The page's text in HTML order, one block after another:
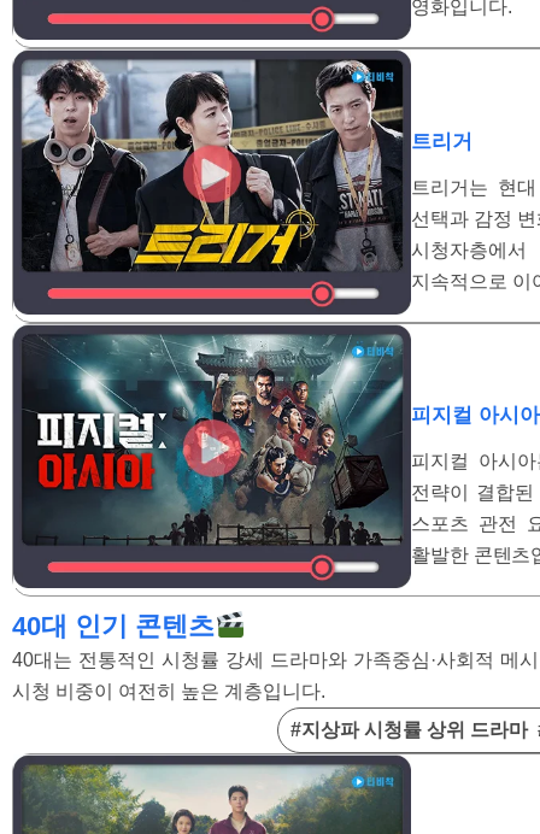
영화입니다.
트리거
트리거는 현
선택과 감정
시청자층에
지속적으로 이
피지컬 아시아
피지컬 아시
전략이 결합
스포츠 관전
활발한 콘텐츠
40대 인기 콘텐츠
40대는 전통적인 시청률 강세 드라마와 가족중심·사회적 메
시청 비중이 여전히 높은 계층입니다.
#지상파 시청률 상위 드라마